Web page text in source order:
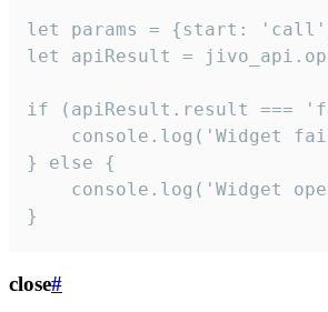
let params = {start:
let apiResult =
if (apiResult.result ===
console.log('Widget
} else {
console.log('Widget
}
close#